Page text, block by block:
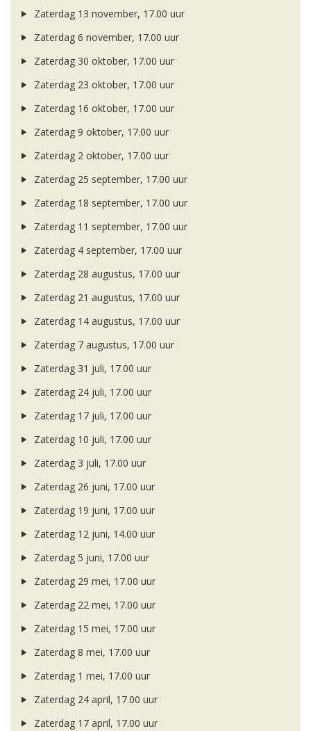
Zaterdag 13 november, 17.00 uur
Zaterdag 6 november, 17.00 uur
Zaterdag 30 oktober, 17.00 uur
Zaterdag 23 oktober, 17.00 uur
Zaterdag 16 oktober, 17.00 uur
Zaterdag 9 oktober, 17.00 uur
Zaterdag 2 oktober, 17.00 uur
Zaterdag 25 september, 17.00 uur
Zaterdag 18 september, 17.00 uur
Zaterdag 11 september, 17.00 uur
Zaterdag 4 september, 17.00 uur
Zaterdag 28 augustus, 17.00 uur
Zaterdag 21 augustus, 17.00 uur
Zaterdag 14 augustus, 17.00 uur
Zaterdag 7 augustus, 17.00 uur
Zaterdag 31 juli, 17.00 uur
Zaterdag 24 juli, 17.00 uur
Zaterdag 17 juli, 17.00 uur
Zaterdag 10 juli, 17.00 uur
Zaterdag 3 juli, 17.00 uur
Zaterdag 26 juni, 17.00 uur
Zaterdag 19 juni, 17.00 uur
Zaterdag 12 juni, 14.00 uur
Zaterdag 5 juni, 17.00 uur
Zaterdag 29 mei, 17.00 uur
Zaterdag 22 mei, 17.00 uur
Zaterdag 15 mei, 17.00 uur
Zaterdag 8 mei, 17.00 uur
Zaterdag 1 mei, 17.00 uur
Zaterdag 24 april, 17.00 uur
Zaterdag 17 april, 17.00 uur